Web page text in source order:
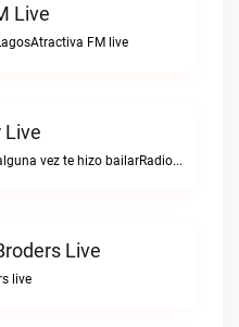
Live
FM live
Live
Tocamos lo que alguna vez te hizo bailarRadio Mixar live
Live
live